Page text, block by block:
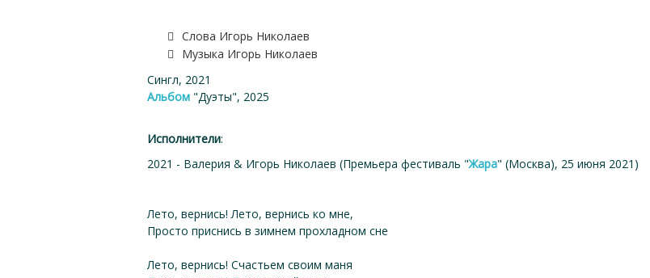
Слова Игорь Николаев
Музыка Игорь Николаев
Сингл, 2021
Альбом "Дуэты", 2025
Исполнители:
2021 - Валерия & Игорь Николаев (Премьера фестиваль "Жара" (Москва), 25 июня 2021)
Лето, вернись! Лето, вернись ко мне,
Просто приснись в зимнем прохладном сне
Лето, вернись! Счастьем своим маня